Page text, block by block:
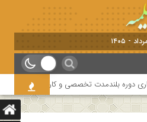
دوره بلندمدت تخصصی و کارگاه آموزشی کلام